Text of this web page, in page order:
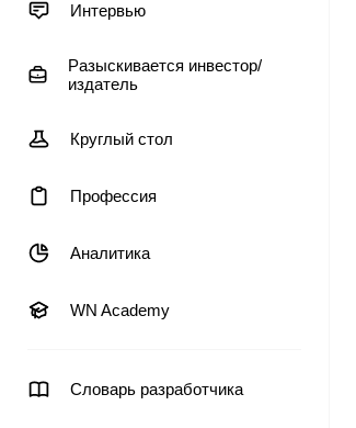
Интервью
Разыскивается инвестор/
издатель
Круглый стол
Профессия
Аналитика
WN Academy
Словарь разработчика